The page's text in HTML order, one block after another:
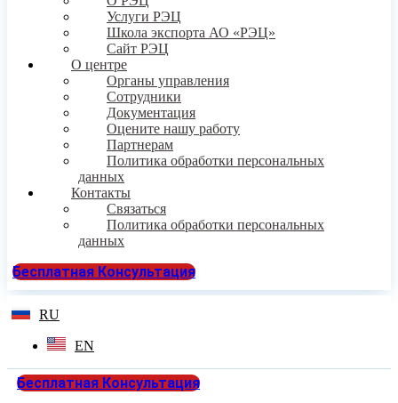
Услуги РЭЦ
Школа экспорта АО «РЭЦ»
Сайт РЭЦ
О центре
Органы управления
Сотрудники
Документация
Оцените нашу работу
Партнерам
Политика обработки персональных
данных
Контакты
Связаться
Политика обработки персональных
данных
Бесплатная Консультация
RU
EN
Бесплатная Консультация